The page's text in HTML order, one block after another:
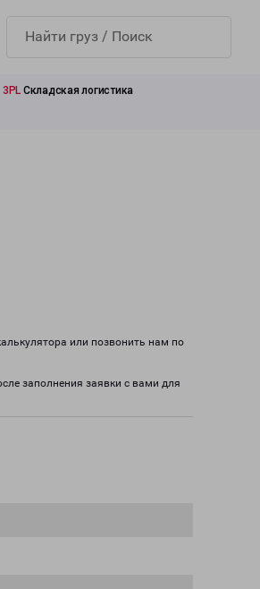
3PL Складская логистика
или позвонить нам по
заполнения заявки с вами для